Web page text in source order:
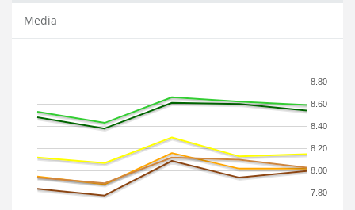
Media
7.80
8.00
8.20
8.40
8.60
8.80